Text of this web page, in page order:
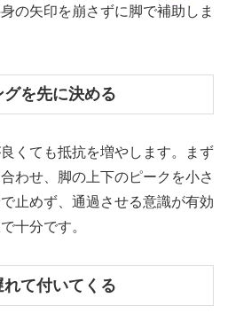
の矢印を崩さずに脚で補助しま
を先に決める
くても抵抗を増やします。まず
わせ、脚の上下のピークを小さ
止めず、通過させる意識が有効
十分です。
て付いてくる